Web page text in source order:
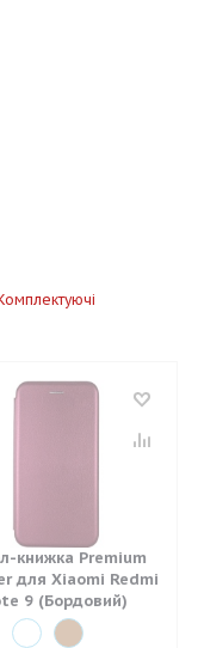
книжка Premium
для Xiaomi Redmi
9 (Бордовий)